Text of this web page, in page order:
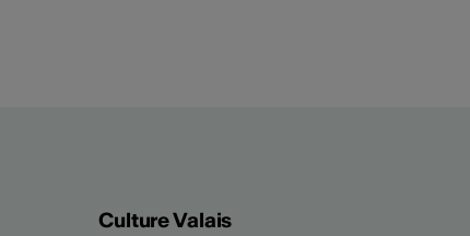
Culture Valais